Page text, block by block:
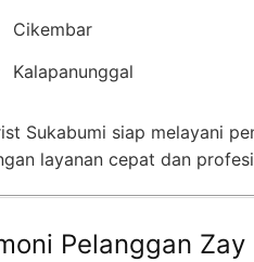
Cikembar
Kalapanunggal
Sukabumi siap melayani
layanan cepat dan
Pelanggan